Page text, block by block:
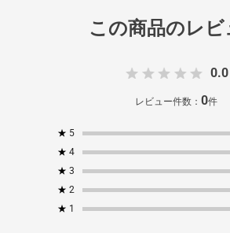
0.0
レビュー件数： 0件
★ 5
★ 4
★ 3
★ 2
★ 1